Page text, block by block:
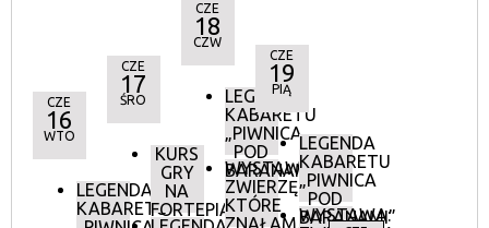
CZE
16
WTO
LEGENDA
KABARETU
CZE
17
ŚRO
KURS
GRY
NA
FORTEPIANIE
CZE
18
CZW
LEGENDA
KABARETU
„PIWNICA
POD
BARANAMI”
WYSTAWA:
ZWIERZĘTA,
KTÓRE
ZNAŁAM.
CZE
19
PIĄ
LEGENDA
KABARETU
„PIWNICA
POD
BARANAMI”
WYSTAWA: